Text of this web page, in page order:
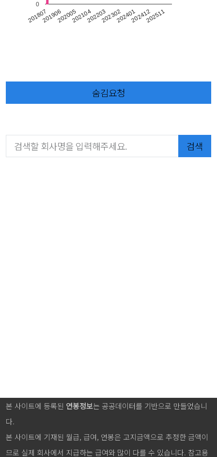
201807201906202005202104202203202302202401202412202511
0
숨김요청
검색
본 사이트에 등록된 연봉정보는 공공데이터를 기반으로 만들었습니
다.
본 사이트에 기재된 월급, 급여, 연봉은 고지금액으로 추정한 금액이
므로 실제 회사에서 지급하는 급여와 많이 다를 수 있습니다. 참고용